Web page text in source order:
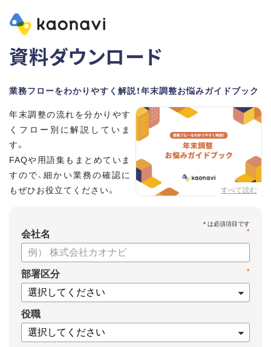
資料ダウンロード
業務フローをわかりやすく解説！年末調整お悩みガイドブック
すべて読む
年末調整の流れを分かりやす
くフロー別に解説していま
す。
FAQや用語集もまとめていま
すので、細かい業務の確認に
もぜひお役立てください。
*
会社名
*
部署区分
役職